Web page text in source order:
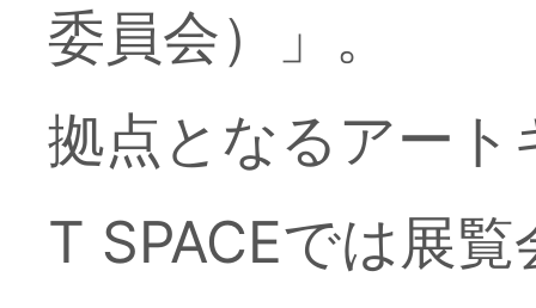
委員会）」。
拠点となるアート
T SPACEでは展